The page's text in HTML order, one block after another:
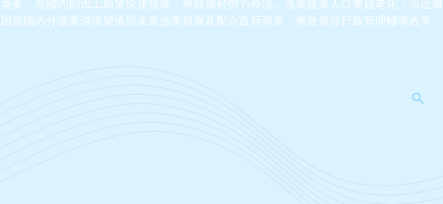
。在國內則因工商業快速發展，導致漁村勞力外流，漁業從業人口漸趨老化；沿近海
國內外漁業環境變遷與未來漁業發展及配合政府再造，有效發揮行政管理輔導效率，